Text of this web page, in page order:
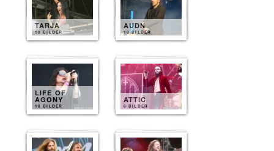
TARJA
10 BILDER
AUDN
10 BILDER
LIFE OF
AGONY
10 BILDER
ATTIC
8 BILDER